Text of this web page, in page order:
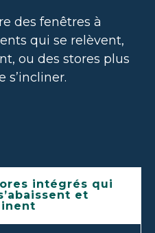
des fenêtres à
qui se relèvent,
ou des stores plus
s’incliner.
intégrés qui
et